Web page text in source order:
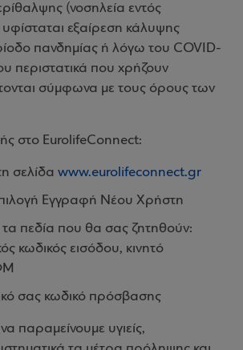
(νοσηλεία εντός
εξαίρεση κάλυψης
πανδημίας ή λόγω του COVID-
περιστατικά που χρήζουν
σύμφωνα με τους όρους των
στο EurolifeConnect:
σελίδα www.eurolifeconnect.gr
Εγγραφή Νέου Χρήστη
πεδία που θα σας ζητηθούν:
κωδικός εισόδου, κινητό
σας κωδικό πρόσβασης
παραμείνουμε υγιείς,